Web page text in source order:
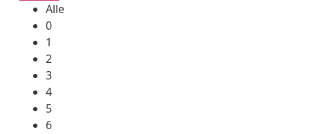
Alle
0
1
2
3
4
5
6